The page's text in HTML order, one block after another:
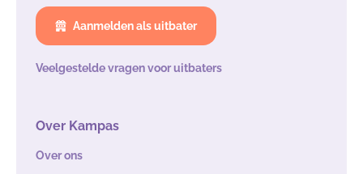
Aanmelden als uitbater
Veelgestelde vragen voor uitbaters
Over Kampas
Over ons